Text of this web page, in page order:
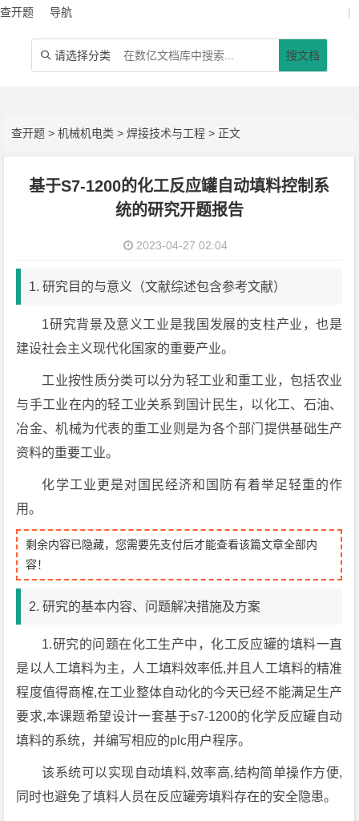
查开题 导航 |
 请选择分类 搜文档
查开题 >机械机电类 >焊接技术与工程 > 正文
基于S7-1200的化工反应罐自动填料控制系
统的研究开题报告
2023-04-27 02:04
1. 研究目的与意义（文献综述包含参考文献）
1研究背景及意义工业是我国发展的支柱产业，也是
建设社会主义现代化国家的重要产业。
工业按性质分类可以分为轻工业和重工业，包括农业
与手工业在内的轻工业关系到国计民生，以化工、石油、
冶金、机械为代表的重工业则是为各个部门提供基础生产
资料的重要工业。
化学工业更是对国民经济和国防有着举足轻重的作
用。
剩余内容已隐藏，您需要先支付后才能查看该篇文章全部内
容！
2. 研究的基本内容、问题解决措施及方案
1.研究的问题在化工生产中，化工反应罐的填料一直
是以人工填料为主，人工填料效率低,并且人工填料的精准
程度值得商榷,在工业整体自动化的今天已经不能满足生产
要求,本课题希望设计一套基于s7-1200的化学反应罐自动
填料的系统，并编写相应的plc用户程序。
该系统可以实现自动填料,效率高,结构简单操作方便,
同时也避免了填料人员在反应罐旁填料存在的安全隐患。